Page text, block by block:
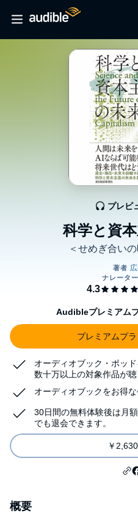
科学と資
＜せめぎ合い
プレビ
Audibleプレミアム
プレミアムプ
オーディオブック・ポッ
数十万以上の対象作品が聴
オーディオブックをお得
30日間の無料体験後は月
でも退会できます。
￥
概要